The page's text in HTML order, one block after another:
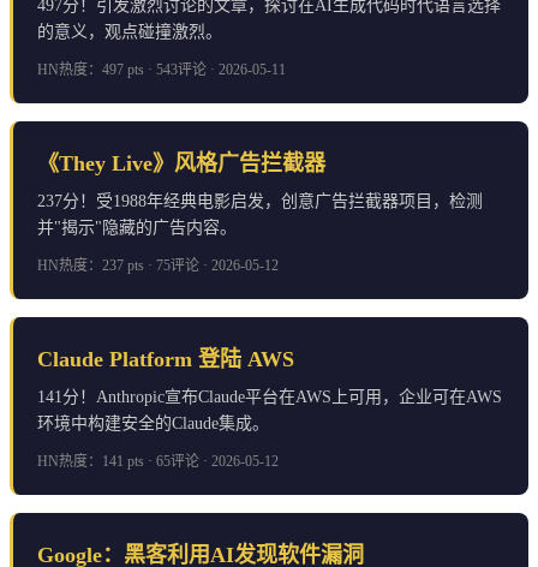
497分！引发激烈讨论的文章，探讨在AI生成代码时代语言选择
的意义，观点碰撞激烈。
HN热度：497 pts · 543评论 · 2026-05-11
《They Live》风格广告拦截器
237分！受1988年经典电影启发，创意广告拦截器项目，检测
并"揭示"隐藏的广告内容。
HN热度：237 pts · 75评论 · 2026-05-12
Claude Platform 登陆 AWS
141分！Anthropic宣布Claude平台在AWS上可用，企业可在AWS
环境中构建安全的Claude集成。
HN热度：141 pts · 65评论 · 2026-05-12
Google：黑客利用AI发现软件漏洞